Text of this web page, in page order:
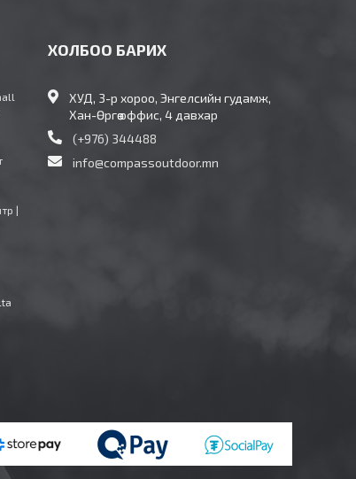
|
ХОЛБОО БАРИХ
ХУД, 3-р хороо, Энгелсийн гудамж,
Хан-Өргөө оффис, 4 давхар
(+976) 344488
info@compassoutdoor.mn